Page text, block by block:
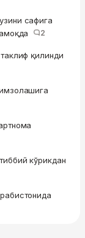
сафига
2
қилинди
кўрикдан